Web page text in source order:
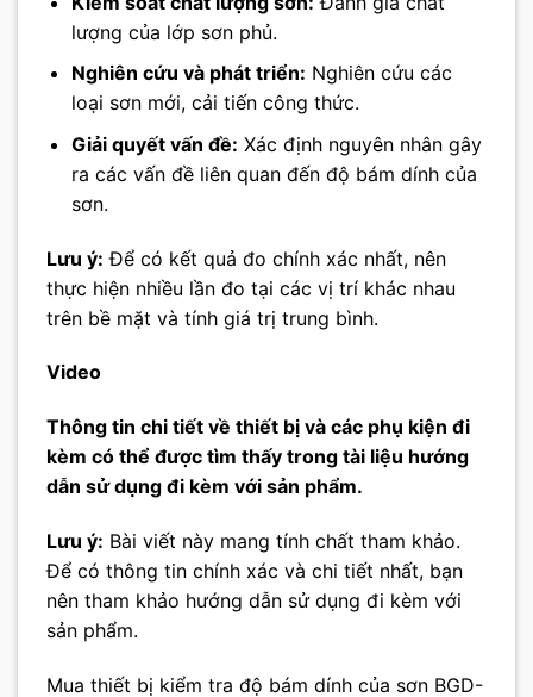
lượng của lớp sơn phủ.
Nghiên cứu và phát triển: Nghiên cứu các
loại sơn mới, cải tiến công thức.
Giải quyết vấn đề: Xác định nguyên nhân gây
ra các vấn đề liên quan đến độ bám dính của
sơn.
Lưu ý: Để có kết quả đo chính xác nhất, nên
thực hiện nhiều lần đo tại các vị trí khác nhau
trên bề mặt và tính giá trị trung bình.
Video
Thông tin chi tiết về thiết bị và các phụ kiện đi
kèm có thể được tìm thấy trong tài liệu hướng
dẫn sử dụng đi kèm với sản phẩm.
Lưu ý: Bài viết này mang tính chất tham khảo.
Để có thông tin chính xác và chi tiết nhất, bạn
nên tham khảo hướng dẫn sử dụng đi kèm với
sản phẩm.
Mua thiết bị kiểm tra độ bám dính của sơn BGD-